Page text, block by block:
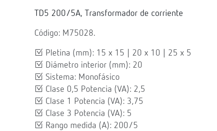
TD5 200/5A, Transformador de corriente
Código: M75028.
Pletina (mm): 15 x 15 | 20 x 10 | 25 x 5
Diámetro interior (mm): 20
Sistema: Monofásico
Clase 0,5 Potencia (VA): 2,5
Clase 1 Potencia (VA): 3,75
Clase 3 Potencia (VA): 5
Rango medida (A): 200/5